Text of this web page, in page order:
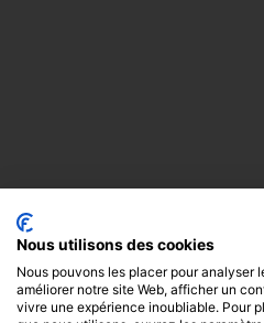
Nous utilisons des cookies
Nous pouvons les placer pour analyser
améliorer notre site Web, afficher un
vivre une expérience inoubliable. Pour